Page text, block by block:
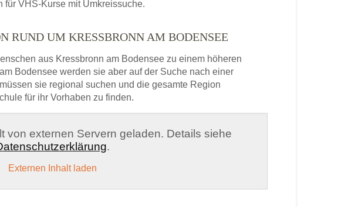
VHS-Kurse mit Umkreissuche.
RUND UM KRESSBRONN AM BODENSEE
aus Kressbronn am Bodensee zu einem höheren
Bodensee werden sie aber auf der Suche nach einer
sie regional suchen und die gesamte Region
für ihr Vorhaben zu finden.
von externen Servern geladen. Details siehe
.
Externen Inhalt laden